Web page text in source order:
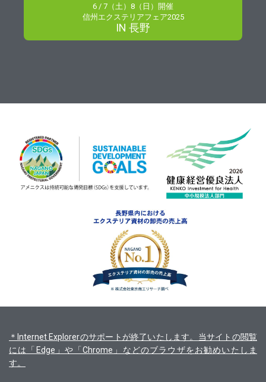
6 / 7（土）8（日）開催
信州エクステリアフェア2025
IN 長野
＊Internet Explorerのサポートが終了いたします。当サイトの閲覧
には「Edge」や「Chrome」などのブラウザをお勧めいたしま
す。